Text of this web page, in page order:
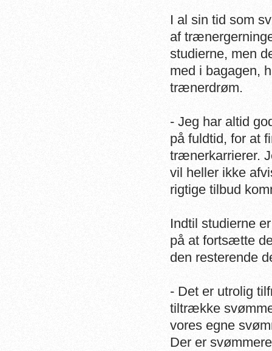
I al sin tid som
af
studierne, men
med i bagagen,
trænerdrøm.
- Jeg har altid
på fuldtid, for at
trænerkarrierer.
vil heller ikke
rigtige tilbud
Indtil studierne
på at fortsætte
den resterende
- Det er utrolig
tiltrække
vores egne
Der er